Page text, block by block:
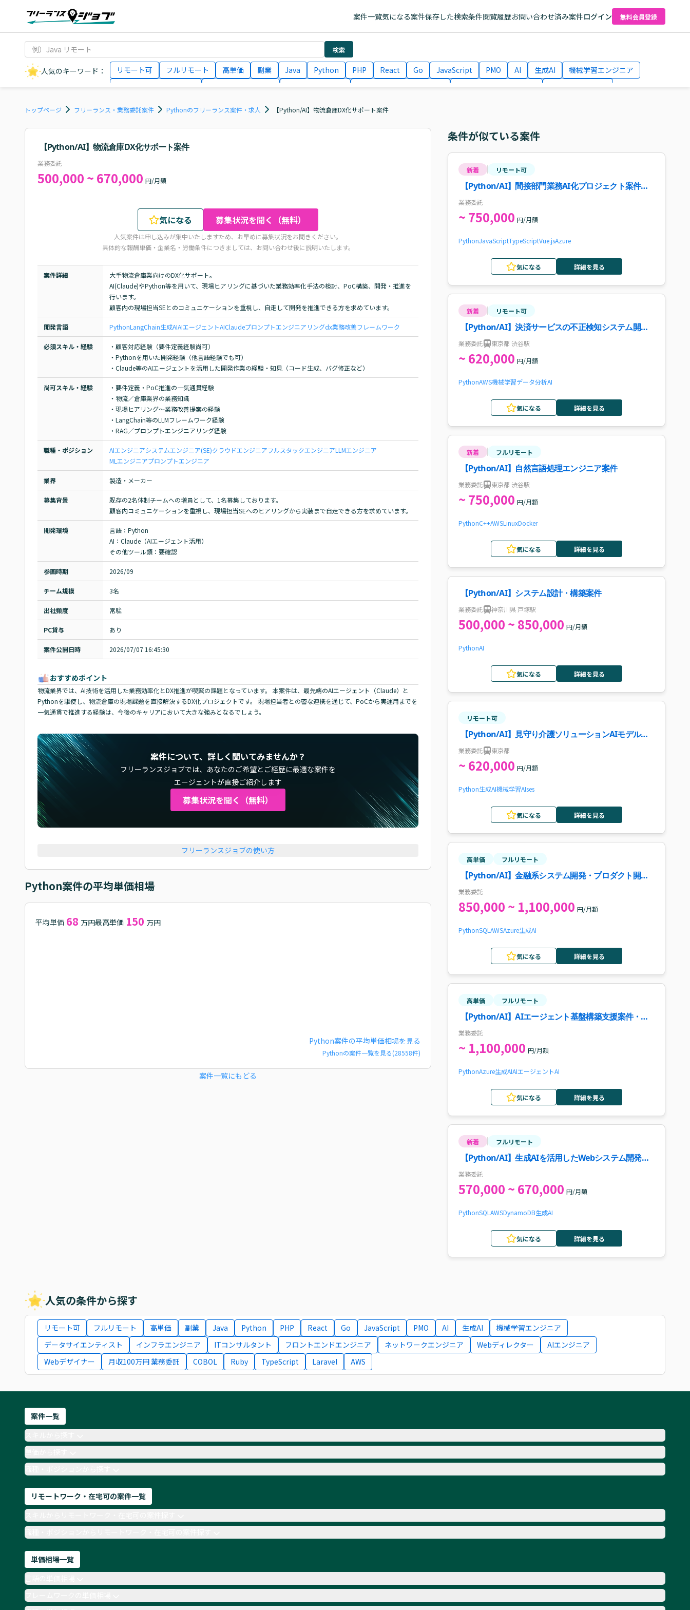
案件一覧気になる案件保存した検索条件閲覧履歴お問い合わせ済み案件ログイン 無料会員登録
検索
人気のキーワード： リモート可 フルリモート 高単価 副業 Java Python PHP React Go JavaScript PMO AI 生成AI
機械学習エンジニア
AIエンジニア
月収100万円 業務委託
トップページ フリーランス・業務委託案件 Pythonのフリーランス案件・求人 【Python/AI】物流倉庫DX化サポート案件
【Python/AI】物流倉庫DX化サポート案件
業務委託
500,000 ~ 670,000 円/月額
気になる 募集状況を聞く（無料）
人気案件は申し込みが集中いたしますため、お早めに募集状況をお聞きください。
具体的な報酬単価・企業名・労働条件につきましては、お問い合わせ後に説明いたします。
案件詳細
大手物流倉庫業向けのDX化サポート。
AI(Claude)やPython等を用いて、現場ヒアリングに基づいた業務効率化手法の検討、PoC構築、開発・推進を
行います。
顧客内の現場担当SEとのコミュニケーションを重視し、自走して開発を推進できる方を求めています。
開発言語 PythonLangChain生成AIAIエージェントAIClaudeプロンプトエンジニアリングdx業務改善フレームワーク
必須スキル・経験
・顧客対応経験（要件定義経験尚可）
・Pythonを用いた開発経験（他言語経験でも可）
・Claude等のAIエージェントを活用した開発作業の経験・知見（コード生成、バグ修正など）
尚可スキル・経験
・要件定義・PoC推進の一気通貫経験
・物流／倉庫業界の業務知識
・現場ヒアリング〜業務改善提案の経験
・LangChain等のLLMフレームワーク経験
・RAG／プロンプトエンジニアリング経験
職種・ポジション AIエンジニアシステムエンジニア(SE)クラウドエンジニアフルスタックエンジニアLLMエンジニア
MLエンジニアプロンプトエンジニア
業界 製造・メーカー
募集背景
既存の2名体制チームへの増員として、1名募集しております。
顧客内コミュニケーションを重視し、現場担当SEへのヒアリングから実装まで自走できる方を求めています。
開発環境
言語：Python
AI：Claude（AIエージェント活用）
その他ツール類：要確認
参画時期 2026/09
チーム規模 3名
出社頻度 常駐
PC貸与 あり
案件公開日時 2026/07/07 16:45:30
おすすめポイント
物流業界では、AI技術を活用した業務効率化とDX推進が喫緊の課題となっています。 本案件は、最先端のAIエージェント（Claude）と
Pythonを駆使し、物流倉庫の現場課題を直接解決するDX化プロジェクトです。 現場担当者との密な連携を通じて、PoCから実運用までを
一気通貫で推進する経験は、今後のキャリアにおいて大きな強みとなるでしょう。
案件について、詳しく聞いてみませんか？
フリーランスジョブでは、 あなたのご希望とご経歴に最適な案件を
エージェントが直接ご紹介します
募集状況を聞く（無料）
フリーランスジョブの使い方
Python案件の平均単価相場
平均単価 68 万円最高単価 150 万円
Python案件の平均単価相場を見る
Pythonの案件一覧を見る(28558件)
案件一覧にもどる
条件が似ている案件
新着 リモート可
【Python/AI】間接部門業務AI化プロジェクト案件・
求人
業務委託
~ 750,000 円/月額
PythonJavaScriptTypeScriptVue.jsAzure
気になる 詳細を見る
新着 リモート可
【Python/AI】決済サービスの不正検知システム開
発・運用案件・求人
業務委託 東京都 渋谷駅
~ 620,000 円/月額
PythonAWS機械学習データ分析AI
気になる 詳細を見る
新着 フルリモート
【Python/AI】自然言語処理エンジニア案件
業務委託 東京都 渋谷駅
~ 750,000 円/月額
PythonC++AWSLinuxDocker
気になる 詳細を見る
【Python/AI】システム設計・構築案件
業務委託 神奈川県 戸塚駅
500,000 ~ 850,000 円/月額
PythonAI
気になる 詳細を見る
リモート可
【Python/AI】見守り介護ソリューションAIモデル開
発案件・求人
業務委託 東京都
~ 620,000 円/月額
Python生成AI機械学習AIses
気になる 詳細を見る
高単価 フルリモート
【Python/AI】金融系システム開発・プロダクト開発
支援案件・求人
業務委託
850,000 ~ 1,100,000 円/月額
PythonSQL AWSAzure生成AI
気になる 詳細を見る
高単価 フルリモート
【Python/AI】AIエージェント基盤構築支援案件・求
人
業務委託
~ 1,100,000 円/月額
PythonAzure生成AIAIエージェントAI
気になる 詳細を見る
新着 フルリモート
【Python/AI】生成AIを活用したWebシステム開発支
援案件・求人
業務委託
570,000 ~ 670,000 円/月額
PythonSQL AWSDynamoDB生成AI
気になる 詳細を見る
人気の条件から探す
リモート可 フルリモート 高単価 副業 Java Python PHP React Go JavaScript PMO AI 生成AI
機械学習エンジニア
データサイエンティスト
インフラエンジニア ITコンサルタント フロントエンドエンジニア ネットワークエンジニア Webディレクター
AIエンジニア
Webデザイナー
月収100万円 業務委託 COBOL Ruby TypeScript Laravel AWS
案件一覧
単価から探す
職種・ポジションから探す
リモートワーク・在宅可の案件一覧
職種・ポジションからリモートワーク・在宅可の案件探す
単価相場一覧